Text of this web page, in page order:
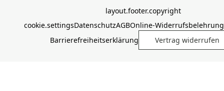
layout.footer.copyright
cookie.settingsDatenschutzAGBOnline-Widerrufsbelehrung
Barrierefreiheitserklärung
Vertrag widerrufen